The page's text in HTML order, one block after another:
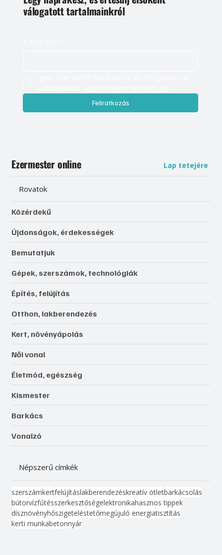
válogatott tartalmainkról
Feliratkozás
Ezermester online Lap tetejére
Rovatok
Közérdekű
Újdonságok, érdekességek
Bemutatjuk
Gépek, szerszámok, technológiák
Építés, felújítás
Otthon, lakberendezés
Kert, növényápolás
Női vonal
Életmód, egészség
Kismester
Barkács
Vonalzó
Népszerű címkék
szerszámkertfelújításlakberendezéskreatív ötletbarkácsolás
bútorvízfűtésszerkesztőségelektronikahasznos tippek
dísznövényhőszigeteléstetőmegújuló energiatisztítás
kerti munkabetonnyár